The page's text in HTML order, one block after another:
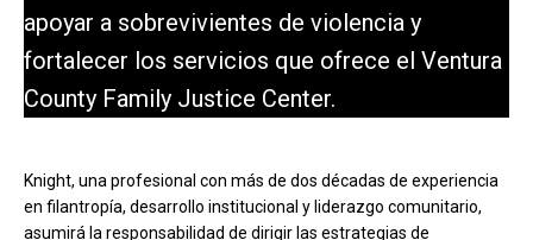
apoyar a sobrevivientes de violencia y
fortalecer los servicios que ofrece el Ventura
County Family Justice Center.
Knight, una profesional con más de dos décadas de experiencia
en filantropía, desarrollo institucional y liderazgo comunitario,
asumirá la responsabilidad de dirigir las estrategias de